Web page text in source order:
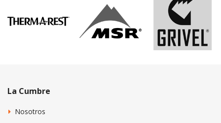
La Cumbre
Nosotros